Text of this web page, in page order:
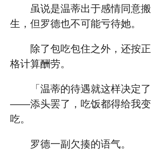
虽说是温蒂出于感情同意
生，但罗德也不可能亏待她。
除了包吃包住之外，还按
格计算酬劳。
「温蒂的待遇就这样决定
——添头罢了，吃饭都得给我
吃。
罗德一副欠揍的语气。